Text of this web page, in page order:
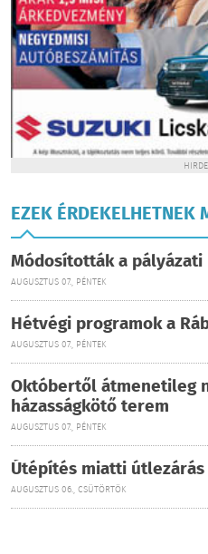
EZEK ÉRDEKELHETNEK
Módosították a
AUGUSZTUS 07., PÉNTEK
Hétvégi programok a
AUGUSZTUS 07., PÉNTEK
Októbertől átmenetileg
házasságkötő terem
AUGUSZTUS 07., PÉNTEK
Útépítés miatti útlezárás
AUGUSZTUS 06., CSÜTÖRTÖK